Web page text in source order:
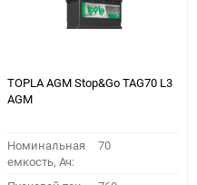
TOPLA AGM Stop&Go TAG70 L3
AGM
Номинальная
емкость, Ач:
70